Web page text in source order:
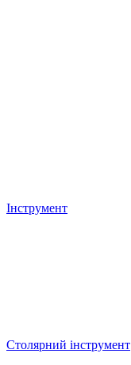
Інструмент
Столярний інструмент